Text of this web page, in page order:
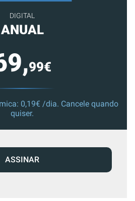
DIGITAL
ANUAL
99€
0,19€ /dia. Cancele quando
quiser.
ASSINAR